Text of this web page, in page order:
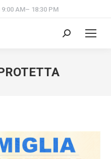
AM– 18:30 PM
Cerca: